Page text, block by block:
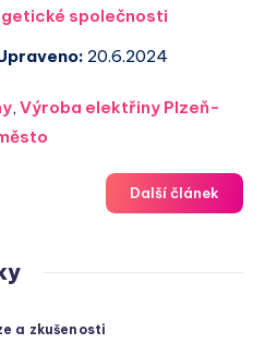
společnosti
20.6.2024
,Výroba elektřiny Plzeň-
Další článek
a zkušenosti